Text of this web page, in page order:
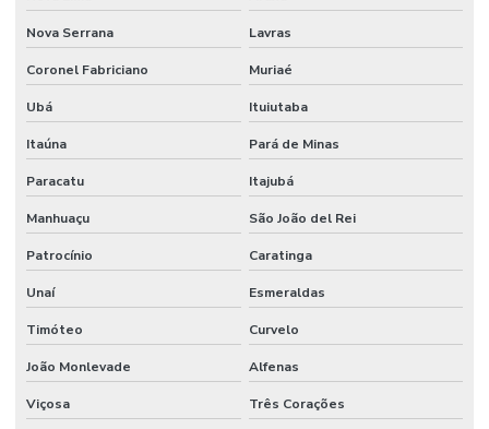
Nova Serrana Lavras
Coronel Fabriciano Muriaé
Ubá Ituiutaba
Itaúna Pará de Minas
Paracatu Itajubá
Manhuaçu São João del Rei
Patrocínio Caratinga
Unaí Esmeraldas
Timóteo Curvelo
João Monlevade Alfenas
Viçosa Três Corações